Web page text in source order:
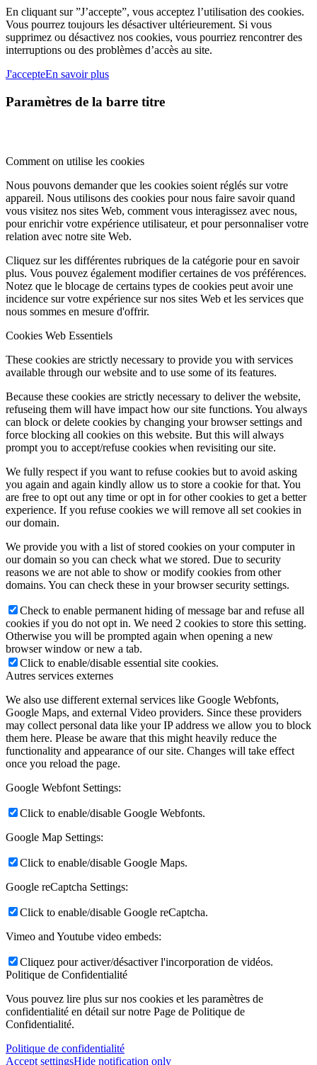
En cliquant sur ”J’accepte”, vous acceptez l’utilisation des cookies.
Vous pourrez toujours les désactiver ultérieurement. Si vous
supprimez ou désactivez nos cookies, vous pourriez rencontrer des
interruptions ou des problèmes d’accès au site.
J'accepteEn savoir plus
Paramètres de la barre titre
Comment on utilise les cookies
Nous pouvons demander que les cookies soient réglés sur votre
appareil. Nous utilisons des cookies pour nous faire savoir quand
vous visitez nos sites Web, comment vous interagissez avec nous,
pour enrichir votre expérience utilisateur, et pour personnaliser votre
relation avec notre site Web.
Cliquez sur les différentes rubriques de la catégorie pour en savoir
plus. Vous pouvez également modifier certaines de vos préférences.
Notez que le blocage de certains types de cookies peut avoir une
incidence sur votre expérience sur nos sites Web et les services que
nous sommes en mesure d'offrir.
Cookies Web Essentiels
These cookies are strictly necessary to provide you with services
available through our website and to use some of its features.
Because these cookies are strictly necessary to deliver the website,
refuseing them will have impact how our site functions. You always
can block or delete cookies by changing your browser settings and
force blocking all cookies on this website. But this will always
prompt you to accept/refuse cookies when revisiting our site.
We fully respect if you want to refuse cookies but to avoid asking
you again and again kindly allow us to store a cookie for that. You
are free to opt out any time or opt in for other cookies to get a better
experience. If you refuse cookies we will remove all set cookies in
our domain.
We provide you with a list of stored cookies on your computer in
our domain so you can check what we stored. Due to security
reasons we are not able to show or modify cookies from other
domains. You can check these in your browser security settings.
Check to enable permanent hiding of message bar and refuse all
cookies if you do not opt in. We need 2 cookies to store this setting.
Otherwise you will be prompted again when opening a new
browser window or new a tab.
Click to enable/disable essential site cookies.
Autres services externes
We also use different external services like Google Webfonts,
Google Maps, and external Video providers. Since these providers
may collect personal data like your IP address we allow you to block
them here. Please be aware that this might heavily reduce the
functionality and appearance of our site. Changes will take effect
once you reload the page.
Google Webfont Settings:
Click to enable/disable Google Webfonts.
Google Map Settings:
Click to enable/disable Google Maps.
Google reCaptcha Settings:
Click to enable/disable Google reCaptcha.
Vimeo and Youtube video embeds:
Cliquez pour activer/désactiver l'incorporation de vidéos.
Politique de Confidentialité
Vous pouvez lire plus sur nos cookies et les paramètres de
confidentialité en détail sur notre Page de Politique de
Confidentialité.
Politique de confidentialité
Accept settingsHide notification only